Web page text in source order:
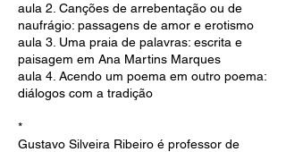
aula 2. Canções de arrebentação ou de
naufrágio: passagens de amor e erotismo
aula 3. Uma praia de palavras: escrita e
paisagem em Ana Martins Marques
aula 4. Acendo um poema em outro poema:
diálogos com a tradição
*
Gustavo Silveira Ribeiro é professor de